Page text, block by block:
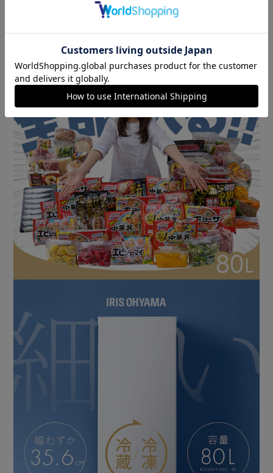
狭いスペースでも置きやすいセカンド冷凍庫。
冷蔵庫の「足りない」を一気に解決。
ストックしておきたいあれこれをきれいにまとめて収納。
週末のまとめ買い、作り置きのストック、氷やアイス。
置きやすいスリムタイプ。
一般的な冷蔵庫よりスリムで、ちょっとしたスペースに置け
る。
空いた場所に収納を増やすなどキッチンをより有効活用でき
ます。
スリムの秘密は…
断熱性の高い真空断熱材を使用することで庫内壁を薄型化。
見やすく・使いやすい収納。
前開き式＆クリアケースタイプ。
食材に合わせて収納できる引き出しで、中身が一目で確認で
きます。
縦収納に便利な仕切り付き。
作り置きのおかずなどの長期保存にも◎。
耐熱トップテーブル。
小物が置けるので、キッチンスペースを有効活用できます。
耐熱温度：100℃、耐荷重：30kg。
・ファン式自動霜取り。
庫内に冷気を循環させることで冷却。
自動で霜取りを行うので手間がかかりません。
商品情報